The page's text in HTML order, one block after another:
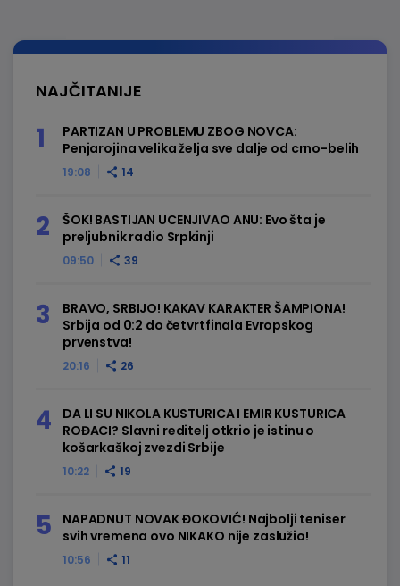
NAJČITANIJE
19:08 14
PARTIZAN U PROBLEMU ZBOG NOVCA:
Penjarojina velika želja sve dalje od crno-belih
09:50 39
ŠOK! BASTIJAN UCENJIVAO ANU: Evo šta je
preljubnik radio Srpkinji
20:16 26
BRAVO, SRBIJO! KAKAV KARAKTER ŠAMPIONA!
Srbija od 0:2 do četvrtfinala Evropskog
prvenstva!
10:22 19
DA LI SU NIKOLA KUSTURICA I EMIR KUSTURICA
ROĐACI? Slavni reditelj otkrio je istinu o
košarkaškoj zvezdi Srbije
10:56 11
NAPADNUT NOVAK ĐOKOVIĆ! Najbolji teniser
svih vremena ovo NIKAKO nije zaslužio!